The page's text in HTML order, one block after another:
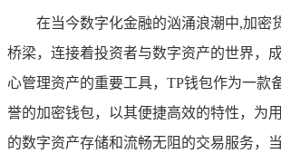
在当今数字化金融的汹涌浪潮中,加密
桥梁，连接着投资者与数字资产的世界，
心管理资产的重要工具，TP钱包作为一款
誉的加密钱包，以其便捷高效的特性，为
的数字资产存储和流畅无阻的交易服务，